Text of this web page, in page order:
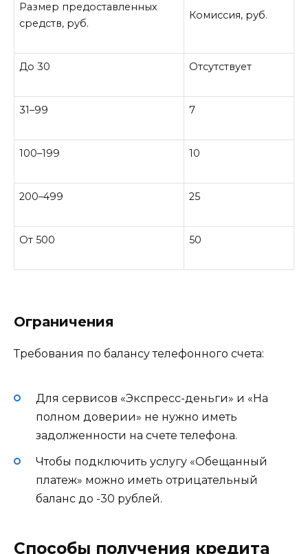
Размер предоставленных
средств, руб.
Комиссия, руб.
До 30 Отсутствует
31–99 7
100–199 10
200–499 25
От 500 50
Ограничения
Требования по балансу телефонного счета:
Для сервисов «Экспресс-деньги» и «На
полном доверии» не нужно иметь
задолженности на счете телефона.
Чтобы подключить услугу «Обещанный
платеж» можно иметь отрицательный
баланс до -30 рублей.
Способы получения кредита